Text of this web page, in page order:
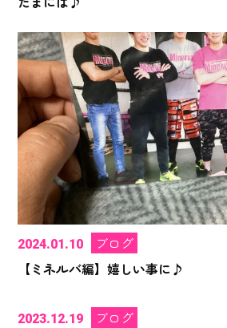
2024.01.10
ブログ
【ミネルバ編】嬉しい事に♪
2023.12.19
ブログ